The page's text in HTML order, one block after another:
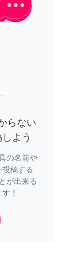
らない
よう
の名前や
稿する
が出来る
！